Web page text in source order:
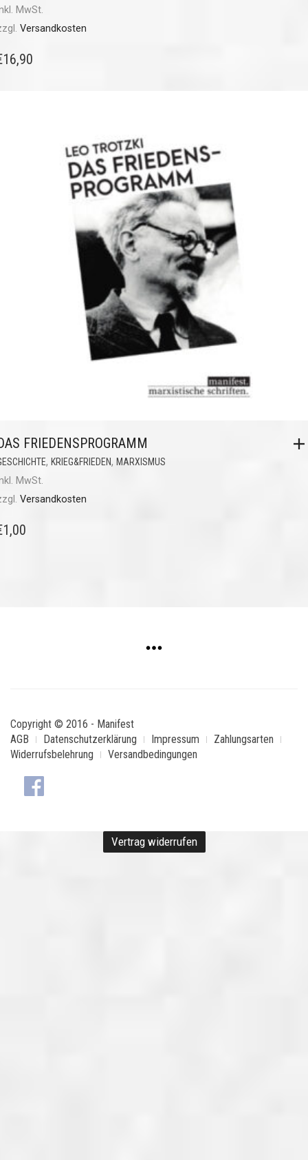
MwSt.
Versandkosten
16,90
FRIEDENSPROGRAMM
, KRIEG&FRIEDEN, MARXISMUS
MwSt.
Versandkosten
1,00
Copyright © 2016 - Manifest
AGB
Datenschutzerklärung Impressum
Zahlungsarten
Widerrufsbelehrung
Versandbedingungen
Vertrag widerrufen